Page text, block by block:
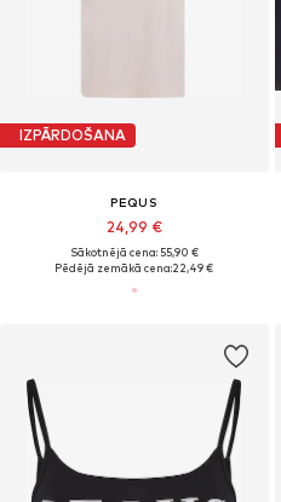
IZPĀRDOŠANA
PEQUS
24,99 €
Sākotnējā cena: 55,90 €
Pēdējā zemākā cena:22,49 €